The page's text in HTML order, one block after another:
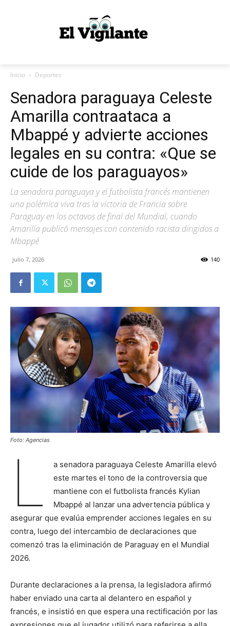
Inicio Deportes
Senadora paraguaya Celeste
Amarilla contraataca a
Mbappé y advierte acciones
legales en su contra: «Que se
cuide de los paraguayos»
La senadora paraguaya y el futbolista francés mantienen
una polémica viva tras la victoria de Francia sobre
Paraguay en los octavos de final del Mundial, cuando
Amarilla publicó mensajes con contenido racista dirigidos a
Mbappé
julio 7, 2026 140
Foto: Agencias
L
a senadora paraguaya Celeste Amarilla elevó
este martes el tono de la controversia que
mantiene con el futbolista francés Kylian
Mbappé al lanzar una advertencia pública y
asegurar que evalúa emprender acciones legales en su
contra, luego del intercambio de declaraciones que
comenzó tras la eliminación de Paraguay en el Mundial
2026.
Durante declaraciones a la prensa, la legisladora afirmó
haber enviado una carta al delantero en español y
francés, e insistió en que espera una rectificación por las